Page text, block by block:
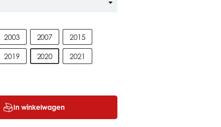
2003 2007 2015
2019 2020 2021
In winkelwagen